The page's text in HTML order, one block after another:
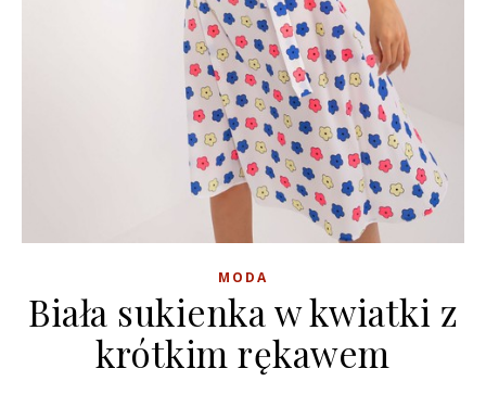
MODA
Biała sukienka w kwiatki z
krótkim rękawem